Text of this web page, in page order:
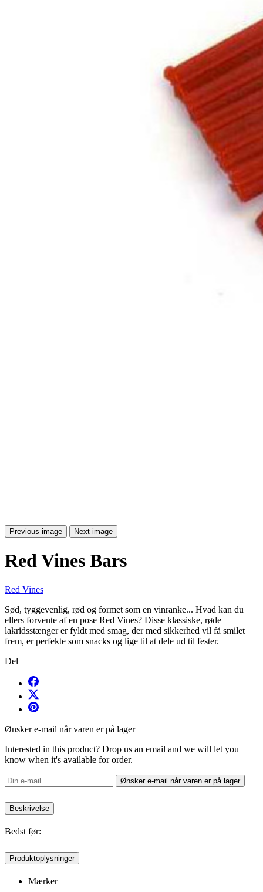
Previous image Next image
Red Vines Bars
Red Vines
Sød, tyggevenlig, rød og formet som en vinranke... Hvad kan du
ellers forvente af en pose Red Vines? Disse klassiske, røde
lakridsstænger er fyldt med smag, der med sikkerhed vil få smilet
frem, er perfekte som snacks og lige til at dele ud til fester.
Del
Ønsker e-mail når varen er på lager
Interested in this product? Drop us an email and we will let you
know when it's available for order.
Ønsker e-mail når varen er på lager
Beskrivelse
Bedst før:
Produktoplysninger
Mærker